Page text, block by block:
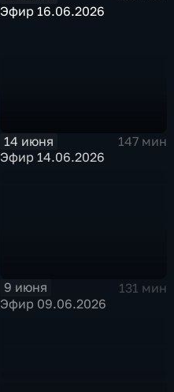
Эфир 16.06.2026
14 июня
147 мин
Эфир 14.06.2026
9 июня
131 мин
Эфир 09.06.2026